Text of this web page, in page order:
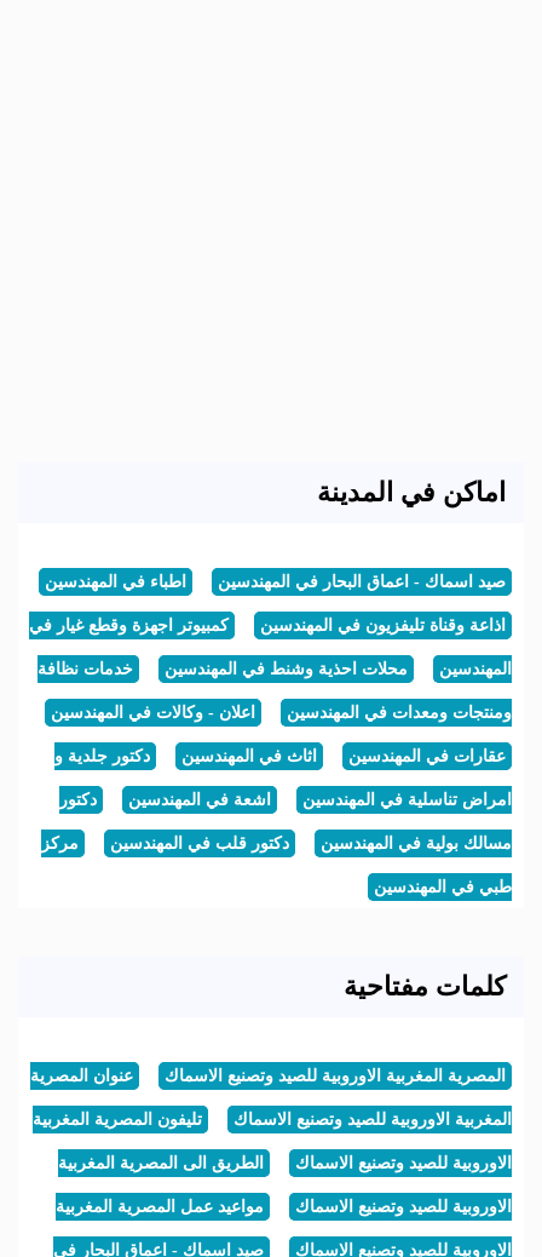
اماكن في المدينة
صيد اسماك - اعماق البحار في المهندسين اطباء في المهندسين
اذاعة وقناة تليفزيون في المهندسين كمبيوتر اجهزة وقطع غيار في
المهندسين محلات احذية وشنط في المهندسين خدمات نظافة
ومنتجات ومعدات في المهندسين اعلان - وكالات في المهندسين
عقارات في المهندسين اثاث في المهندسين دكتور جلدية و
امراض تناسلية في المهندسين اشعة في المهندسين دكتور
مسالك بولية في المهندسين دكتور قلب في المهندسين مركز
طبي في المهندسين
كلمات مفتاحية
المصرية المغربية الاوروبية للصيد وتصنيع الاسماك عنوان المصرية
المغربية الاوروبية للصيد وتصنيع الاسماك تليفون المصرية المغربية
الاوروبية للصيد وتصنيع الاسماك الطريق الى المصرية المغربية
الاوروبية للصيد وتصنيع الاسماك مواعيد عمل المصرية المغربية
الاوروبية للصيد وتصنيع الاسماك صيد اسماك - اعماق البحار في